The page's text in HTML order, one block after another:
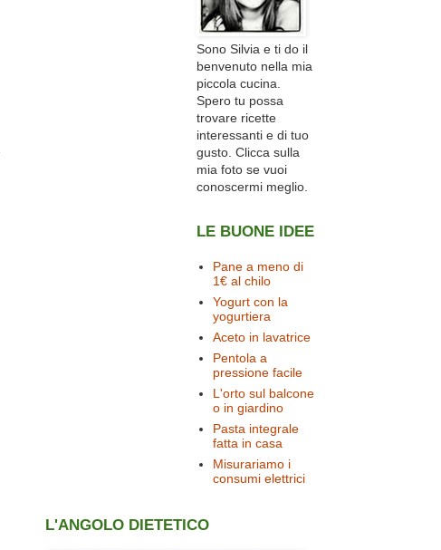
Sono Silvia e ti do il
benvenuto nella mia
piccola cucina.
Spero tu possa
trovare ricette
interessanti e di tuo
gusto. Clicca sulla
mia foto se vuoi
conoscermi meglio.
LE BUONE IDEE
Pane a meno di
1€ al chilo
Yogurt con la
yogurtiera
Aceto in lavatrice
Pentola a
pressione facile
L'orto sul balcone
o in giardino
Pasta integrale
fatta in casa
Misurariamo i
consumi elettrici
L'ANGOLO DIETETICO